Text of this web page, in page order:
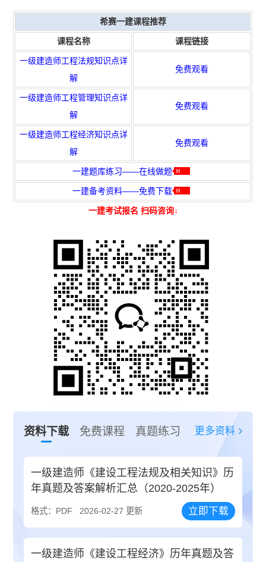
希赛一建课程推荐
课程名称 课程链接
一级建造师工程法规知识点详
解
免费观看
一级建造师工程管理知识点详
解
免费观看
一级建造师工程经济知识点详
解
免费观看
一建题库练习——在线做题
一建备考资料——免费下载
一建考试报名 扫码咨询↓
资料下载 免费课程 真题练习 更多资料
一级建造师《建设工程法规及相关知识》历
年真题及答案解析汇总（2020-2025年）
格式：PDF 2026-02-27 更新 立即下载
一级建造师《建设工程经济》历年真题及答